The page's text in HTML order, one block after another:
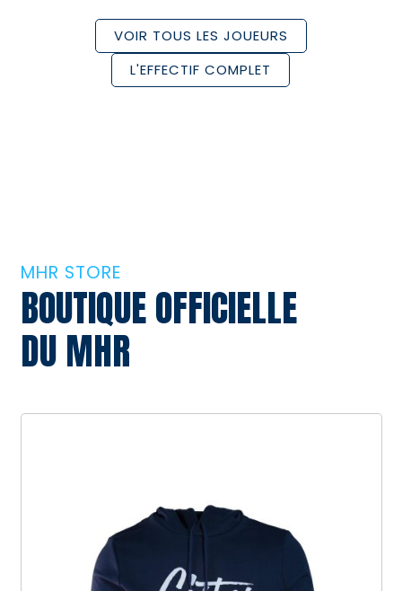
VOIR TOUS LES JOUEURS
L'EFFECTIF COMPLET
MHR STORE
BOUTIQUE OFFICIELLE
DU MHR